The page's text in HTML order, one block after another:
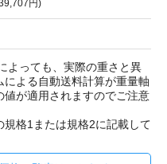
円)
よっても、実際の重さと異
よる自動送料計算が重量軸
が適用されますのでご注意
格1または規格2に記載して